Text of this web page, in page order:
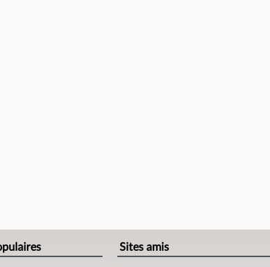
Sites amis